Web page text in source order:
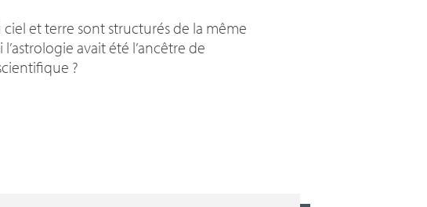
et terre sont structurés de la même
avait été l’ancêtre de
?